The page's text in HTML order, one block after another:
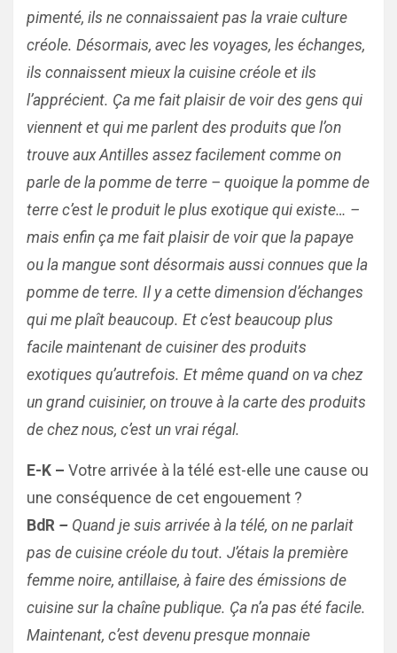
pimenté, ils ne connaissaient pas la vraie culture
créole. Désormais, avec les voyages, les échanges,
ils connaissent mieux la cuisine créole et ils
l’apprécient. Ça me fait plaisir de voir des gens qui
viennent et qui me parlent des produits que l’on
trouve aux Antilles assez facilement comme on
parle de la pomme de terre – quoique la pomme de
terre c’est le produit le plus exotique qui existe… –
mais enfin ça me fait plaisir de voir que la papaye
ou la mangue sont désormais aussi connues que la
pomme de terre. Il y a cette dimension d’échanges
qui me plaît beaucoup. Et c’est beaucoup plus
facile maintenant de cuisiner des produits
exotiques qu’autrefois. Et même quand on va chez
un grand cuisinier, on trouve à la carte des produits
de chez nous, c’est un vrai régal.
E-K – Votre arrivée à la télé est-elle une cause ou
une conséquence de cet engouement ?
BdR – Quand je suis arrivée à la télé, on ne parlait
pas de cuisine créole du tout. J’étais la première
femme noire, antillaise, à faire des émissions de
cuisine sur la chaîne publique. Ça n’a pas été facile.
Maintenant, c’est devenu presque monnaie